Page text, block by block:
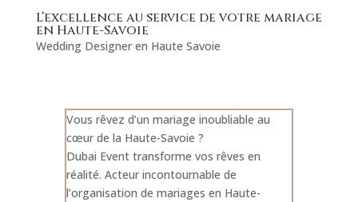
L’excellence au service de votre mariage
en Haute-Savoie
Wedding Designer en Haute Savoie
Vous rêvez d’un mariage inoubliable au
cœur de la Haute-Savoie ?
Dubai Event transforme vos rêves en
réalité. Acteur incontournable de
l’organisation de mariages en Haute-